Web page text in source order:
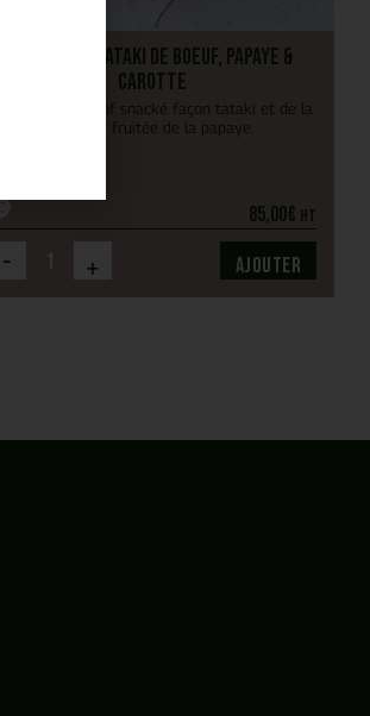
Timbaline Tataki de boeuf, papaye &
carotte
L’alliance du bœuf snacké façon tataki et de la
douceur fruitée de la papaye.
85,00€ HT
- + Ajouter